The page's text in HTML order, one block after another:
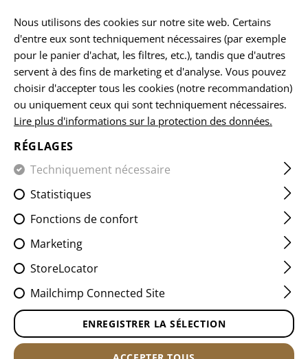
ACCUEIL EQUIPEMENTS LES ÉCUSSONS CLASSIQUES
A NEG BLOODGROUP PATCH
Nous utilisons des cookies sur notre site web. Certains
d'entre eux sont techniquement nécessaires (par exemple
pour le panier d'achat, les filtres, etc.), tandis que d'autres
servent à des fins de marketing et d'analyse. Vous pouvez
choisir d'accepter tous les cookies (notre recommandation)
ou uniquement ceux qui sont techniquement nécessaires.
Lire plus d'informations sur la protection des données.
RÉGLAGES
Techniquement nécessaire
Statistiques
Fonctions de confort
Marketing
StoreLocator
Mailchimp Connected Site
ENREGISTRER LA SÉLECTION